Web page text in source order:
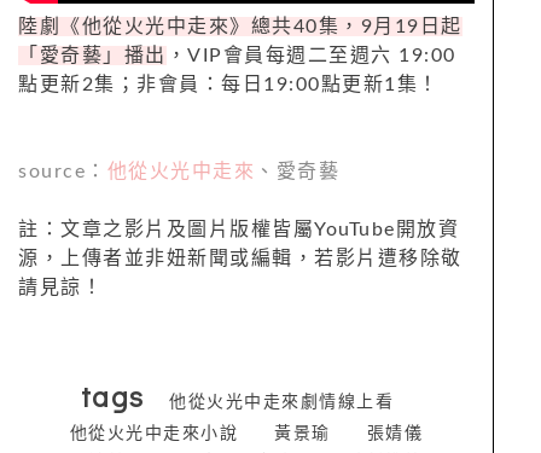
陸劇《他從火光中走來》總共40集，9月19日起
「愛奇藝」播出 ，VIP會員每週二至週六 19:00
點更新2集；非會員：每日19:00點更新1集！
source： 他從火光中走來 、愛奇藝
註：文章之影片及圖片版權皆屬YouTube 開放資
源，上傳者並非妞新聞或編輯，若影片遭移除敬
請見諒！
tags
他從火光中走來劇情線上看
他從火光中走來小說
黃景瑜
張婧儀